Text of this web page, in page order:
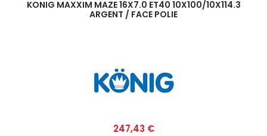
KONIG MAXXIM MAZE 16X7.0 ET40 10X100/10X114.3
ARGENT / FACE POLIE
Prix
247,43 €